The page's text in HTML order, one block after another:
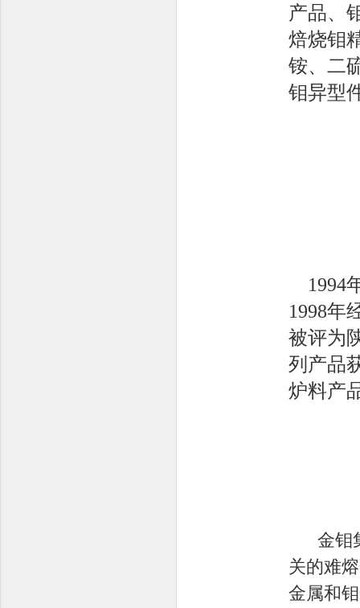
产品、
焙烧钼
铵、二
钼异型
1994
1998年
被评为
列产品
炉料产
金钼集
关的难
金属和